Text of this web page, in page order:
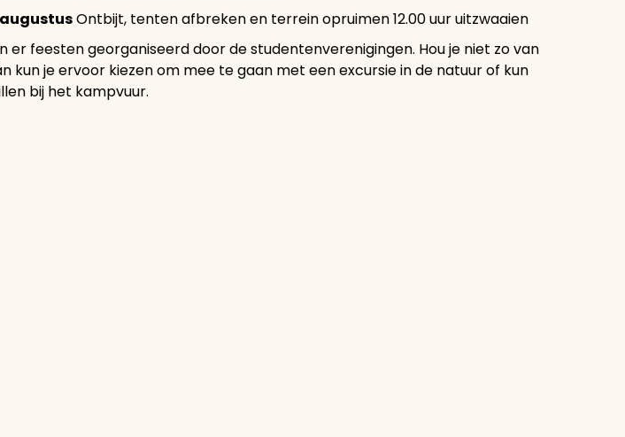
Ontbijt, tenten afbreken en terrein opruimen 12.00 uur uitzwaaien
er feesten georganiseerd door de studentenverenigingen. Hou je niet zo van
kun je ervoor kiezen om mee te gaan met een excursie in de natuur of kun
bij het kampvuur.